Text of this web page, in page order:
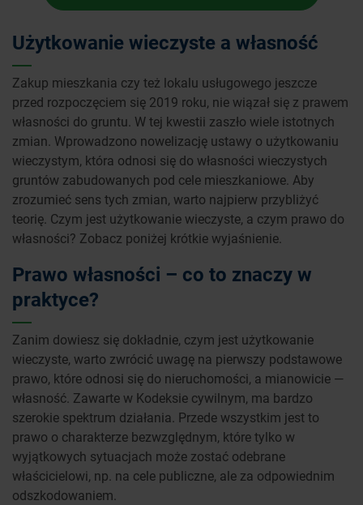
Użytkowanie wieczyste a własność
Zakup mieszkania czy też lokalu usługowego jeszcze
przed rozpoczęciem się 2019 roku, nie wiązał się z prawem
własności do gruntu. W tej kwestii zaszło wiele istotnych
zmian. Wprowadzono nowelizację ustawy o użytkowaniu
wieczystym, która odnosi się do własności wieczystych
gruntów zabudowanych pod cele mieszkaniowe. Aby
zrozumieć sens tych zmian, warto najpierw przybliżyć
teorię. Czym jest użytkowanie wieczyste, a czym prawo do
własności? Zobacz poniżej krótkie wyjaśnienie.
Prawo własności – co to znaczy w
praktyce?
Zanim dowiesz się dokładnie, czym jest użytkowanie
wieczyste, warto zwrócić uwagę na pierwszy podstawowe
prawo, które odnosi się do nieruchomości, a mianowicie —
własność. Zawarte w Kodeksie cywilnym, ma bardzo
szerokie spektrum działania. Przede wszystkim jest to
prawo o charakterze bezwzględnym, które tylko w
wyjątkowych sytuacjach może zostać odebrane
właścicielowi, np. na cele publiczne, ale za odpowiednim
odszkodowaniem.